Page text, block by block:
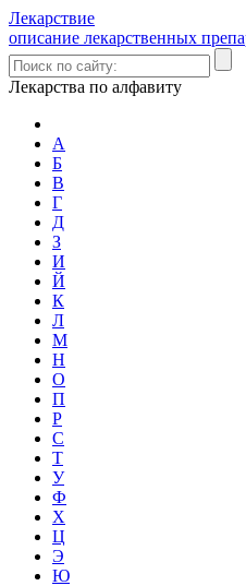
Лекарствие
описание лекарственных
Лекарства по алфавиту
А
Б
В
Г
Д
З
И
Й
К
Л
М
Н
О
П
Р
С
Т
У
Ф
Х
Ц
Э
Ю